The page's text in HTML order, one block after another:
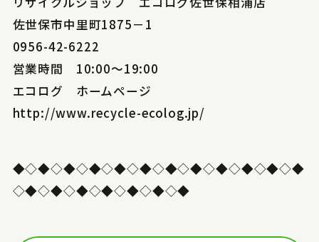
佐世保市中里町1875－1
0956-42-6222
営業時間 10:00～19:00
エコログ ホームページ
http://www.recycle-ecolog.jp/
◆◇◆◇◆◇◆◇◆◇◆◇◆◇◆◇◆◇◆◇◆◇◆
◇◆◇◆◇◆◇◆◇◆◇◆◇◆